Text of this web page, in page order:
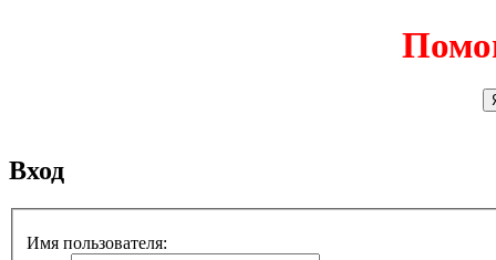
Вход
Имя пользователя: